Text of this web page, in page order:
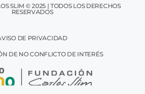
SLIM © 2025 | TODOS LOS DERECHOS
RESERVADOS
DE PRIVACIDAD
DE NO CONFLICTO DE INTERÉS